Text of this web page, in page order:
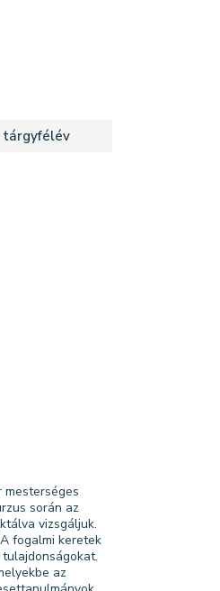
tárgyfélév
során az
vizsgáljuk.
fogalmi keretek
az